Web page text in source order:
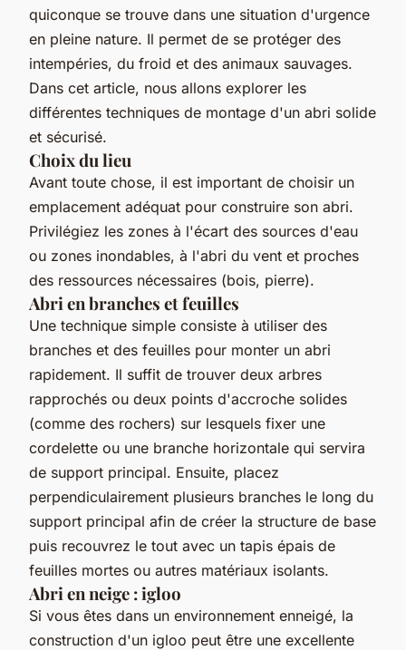
quiconque se trouve dans une situation d'urgence
en pleine nature. Il permet de se protéger des
intempéries, du froid et des animaux sauvages.
Dans cet article, nous allons explorer les
différentes techniques de montage d'un abri solide
et sécurisé.
Choix du lieu
Avant toute chose, il est important de choisir un
emplacement adéquat pour construire son abri.
Privilégiez les zones à l'écart des sources d'eau
ou zones inondables, à l'abri du vent et proches
des ressources nécessaires (bois, pierre).
Abri en branches et feuilles
Une technique simple consiste à utiliser des
branches et des feuilles pour monter un abri
rapidement. Il suffit de trouver deux arbres
rapprochés ou deux points d'accroche solides
(comme des rochers) sur lesquels fixer une
cordelette ou une branche horizontale qui servira
de support principal. Ensuite, placez
perpendiculairement plusieurs branches le long du
support principal afin de créer la structure de base
puis recouvrez le tout avec un tapis épais de
feuilles mortes ou autres matériaux isolants.
Abri en neige : igloo
Si vous êtes dans un environnement enneigé, la
construction d'un igloo peut être une excellente